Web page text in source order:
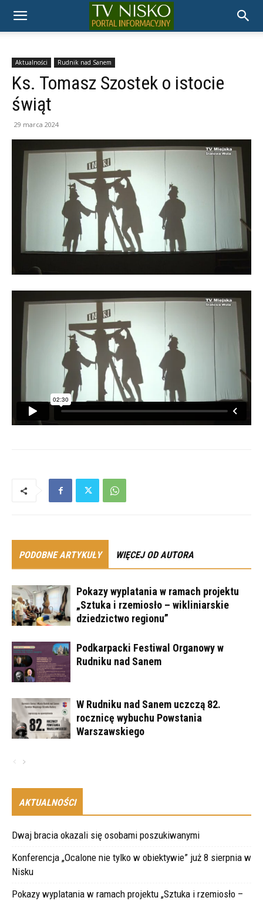
TELEWIZJA
NISKO
Aktualności Rudnik nad Sanem
Ks. Tomasz Szostek o istocie
świąt
29 marca 2024
PODOBNE ARTYKUŁY WIĘCEJ OD AUTORA
Pokazy wyplatania w ramach projektu
„Sztuka i rzemiosło – wikliniarskie
dziedzictwo regionu”
Podkarpacki Festiwal Organowy w
Rudniku nad Sanem
W Rudniku nad Sanem uczczą 82.
rocznicę wybuchu Powstania
Warszawskiego
AKTUALNOŚCI
Dwaj bracia okazali się osobami poszukiwanymi
Konferencja „Ocalone nie tylko w obiektywie” już 8 sierpnia w
Nisku
Pokazy wyplatania w ramach projektu „Sztuka i rzemiosło –